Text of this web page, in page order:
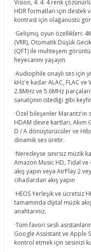
Vision, 4: 4: 4 renk
HDR formatları için destek
kontrast için olağanüstü
·Gelişmiş oyun özellikleri:
(VRR), Otomatik Düşük
(QFT) ile muhteşem
heyecanını yaşayın.
·Audiophile onaylı ses için
kHz'e kadar ALAC, FLAC ve
2.8MHz ve 5.6MHz
sanatçının istediği gibi
·Özel bileşenler Marantz'ın
HDAM devre kartları,
D / A dönüştürücüler ve
dinamik ses üretir.
·Neredeyse sınırsız müzik
Amazon Music HD, Tidal
akış yapın veya AirPlay 2
cihazlardan akış yapın
·HEOS Yerleşik ve ücretsiz
tamamında dijital müzik
anahtarınız.
·Tüm favori sesli
Google Assistant ve Apple
kontrol etmek için sesinizi